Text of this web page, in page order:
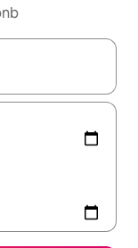
ำรวจผลการค้นหา